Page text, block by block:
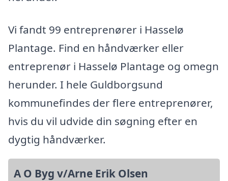
Vi fandt 99 entreprenører i Hasselø
Plantage. Find en håndværker eller
entreprenør i Hasselø Plantage og omegn
herunder. I hele Guldborgsund
kommunefindes der flere entreprenører,
hvis du vil udvide din søgning efter en
dygtig håndværker.
A O Byg v/Arne Erik Olsen